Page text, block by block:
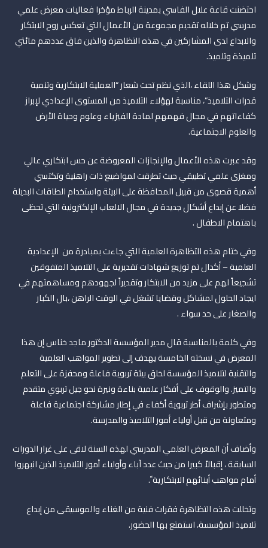
احتضنت قاعة علال الفاسي بمدينة الرباط مؤخرا فعاليات معرض علمي
مدرسي تم خلاله تقديم مجموعة من الأعمال التي تعكس روح الابتكار
والابداع لدى المشاركين في هذه التظاهرة والذين فاق عددهم مائتي
تلميذة وتلميذ.
وشكل هذا اللقاء ،الذي نظم تحت شعار “العملية الابتكارية وتنمية
قدرات التلاميذ”، مناسبة لهؤلاء التلاميذ من المستوى الإعدادي لإبراز
كفاءاتهم في مجال فهمهم لمادة الفيزياء وعلوم وحياة الأرض
والعلوم الاجتماعية.
وقد عبرت هذه الأعمال والإنجازات المعروضة عن حس ابتكاري عالي
ومغزى علمي تطبيقي حيث تطرقت لمواضيع ذات راهنية وتكتسي
أهمية قصوى من قبيل المحافظة على البيئة واستخدام الطاقات البديلة
فضلا عن إبداع أشكال جديدة في مجال الالعاب الإلكترونية التي تحظى
باهتمام الاطفال .
وفي ختام هذه التظاهرة العلمية التي جاءت بمبادرة من الإعدادية
العلمية – أكدال تم توزيع شهادات تقديرية على التلاميذ المتفوقين
تشجيعاً لهم على مزيد من الابتكار وتقديراً لجهودهم ومساهمتهم في
ايجاد الحلول لمشاكل وقضايا تشغل في الوقت الراهن ،بال الكبار
والصغار على حد سواء .
وفي كلمة بالمناسبة قال مدير المؤسسة الدكتور ماجد خناس إن هذا
المعرض في نسخته الخامسة يهدف إلى تطوير المواهب العلمية
والتقنية لتلاميذ المؤسسة لخلق بيئة تربوية فاعلة ومحفزة على التعلم
والتميز. والوقوف على أفكار علمية بناءة ونيرة نحو جيل تربوي متقدم
ومتطور بإشراف أطر تربوية أكفاء في إطار مشاركة اجتماعية فاعلة
ومتعاونة من قبل أولياء أمور التلاميذ والمدرسة.
وأضاف أن المعرض العلمي المدرسي لهذه السنة لاقى على غرار الدورات
السابقة ، إقبالاً كبيرا من حيث عدد آباء وأولياء أمور التلاميذ الذين انبهروا
أمام مواهب أبنائهم الابتكارية ً.
وتخللت هذه التظاهرة فقرات فنية من الغناء والموسيقى من إبداع
تلاميذ المؤسسة، استمتع بها الحضور.